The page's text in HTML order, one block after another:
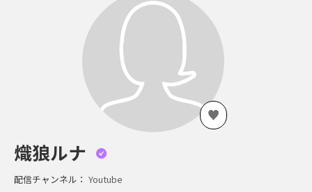
熾狼ルナ
配信チャンネル： Youtube